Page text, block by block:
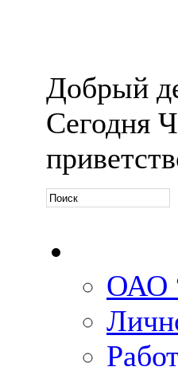
Добрый
Сегодня
ОАО